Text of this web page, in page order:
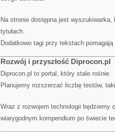
Na stronie dostępna jest wyszukiwarka,
tytułach.
Dodatkowo tagi przy tekstach
Rozwój i przyszłość Diprocon.pl
Diprocon.pl to portal, który stale rośnie.
Planujemy rozszerzać liczbę testów,
Wraz z rozwojem technologii będziemy
wiarygodnym kompendium po świecie